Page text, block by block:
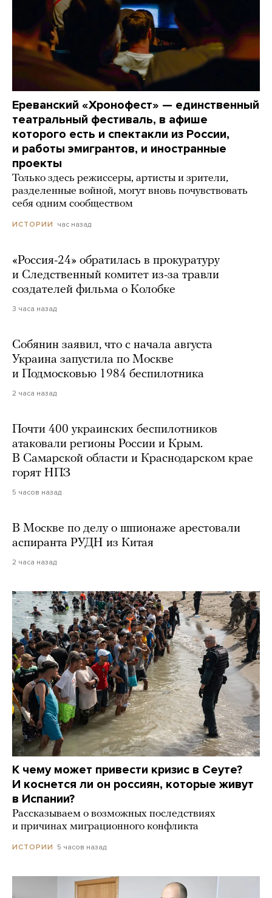
Ереванский «Хронофест» — единственный
театральный фестиваль, в афише
которого есть и спектакли из России,
и работы эмигрантов, и иностранные
проекты
Только здесь режиссеры, артисты и зрители,
разделенные войной, могут вновь почувствовать
себя одним сообществом
ИСТОРИИ час назад
«Россия-24» обратилась в прокуратуру
и Следственный комитет из-за травли
создателей фильма о Колобке
3 часа назад
Собянин заявил, что с начала августа
Украина запустила по Москве
и Подмосковью 1984 беспилотника
2 часа назад
Почти 400 украинских беспилотников
атаковали регионы России и Крым.
В Самарской области и Краснодарском крае
горят НПЗ
5 часов назад
В Москве по делу о шпионаже арестовали
аспиранта РУДН из Китая
2 часа назад
К чему может привести кризис в Сеуте?
И коснется ли он россиян, которые живут
в Испании?
Рассказываем о возможных последствиях
и причинах миграционного конфликта
ИСТОРИИ 5 часов назад